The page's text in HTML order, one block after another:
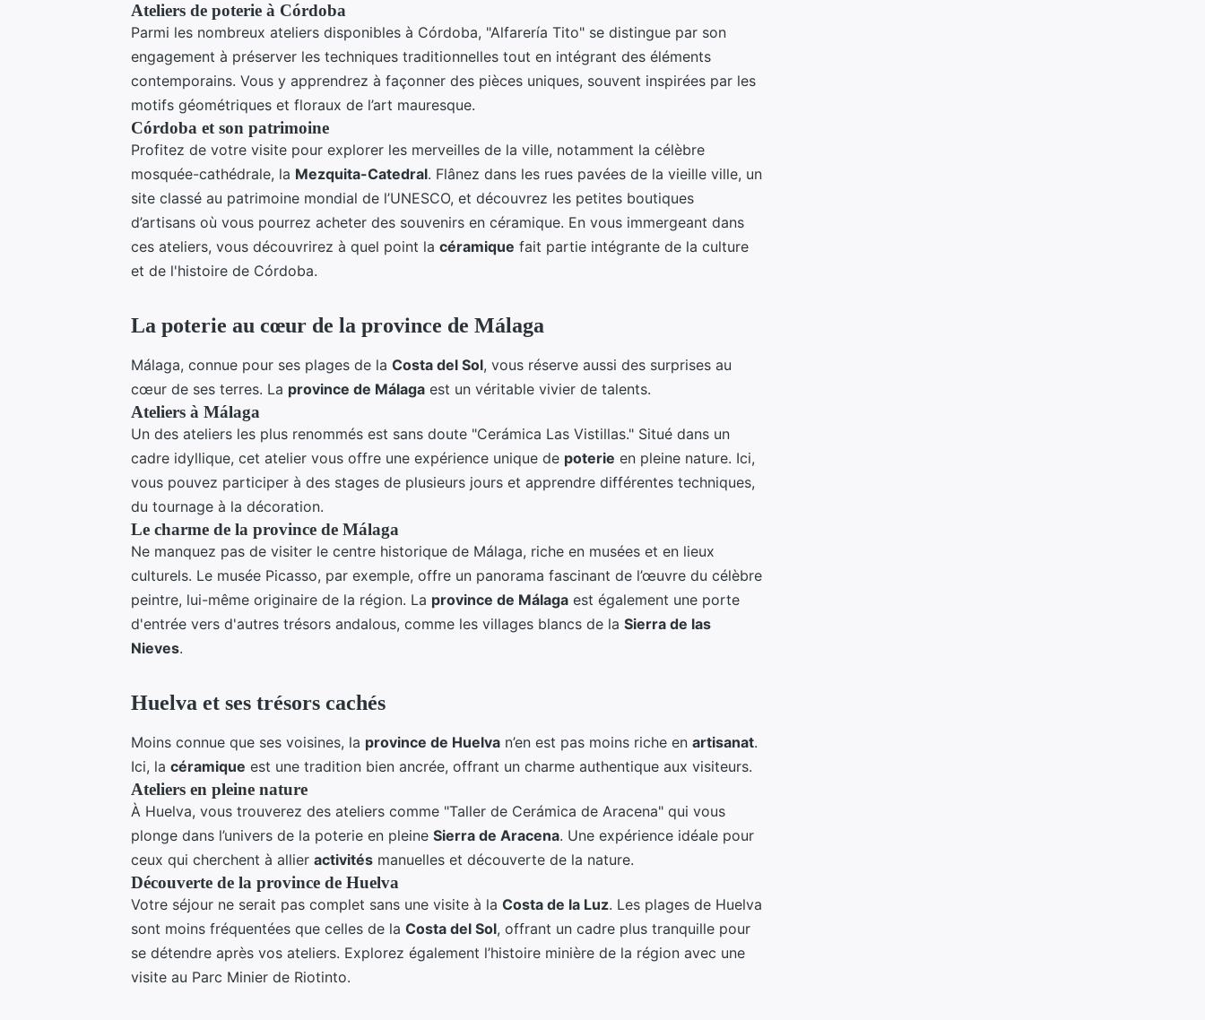
Ateliers de poterie à Córdoba
Parmi les nombreux ateliers disponibles à Córdoba, "Alfarería Tito" se distingue par son
engagement à préserver les techniques traditionnelles tout en intégrant des éléments
contemporains. Vous y apprendrez à façonner des pièces uniques, souvent inspirées par les
motifs géométriques et floraux de l’art mauresque.
Córdoba et son patrimoine
Profitez de votre visite pour explorer les merveilles de la ville, notamment la célèbre
mosquée-cathédrale, la Mezquita-Catedral. Flânez dans les rues pavées de la vieille ville, un
site classé au patrimoine mondial de l’UNESCO, et découvrez les petites boutiques
d’artisans où vous pourrez acheter des souvenirs en céramique. En vous immergeant dans
ces ateliers, vous découvrirez à quel point la céramique fait partie intégrante de la culture
et de l'histoire de Córdoba.
La poterie au cœur de la province de Málaga
Málaga, connue pour ses plages de la Costa del Sol, vous réserve aussi des surprises au
cœur de ses terres. La province de Málaga est un véritable vivier de talents.
Ateliers à Málaga
Un des ateliers les plus renommés est sans doute "Cerámica Las Vistillas." Situé dans un
cadre idyllique, cet atelier vous offre une expérience unique de poterie en pleine nature. Ici,
vous pouvez participer à des stages de plusieurs jours et apprendre différentes techniques,
du tournage à la décoration.
Le charme de la province de Málaga
Ne manquez pas de visiter le centre historique de Málaga, riche en musées et en lieux
culturels. Le musée Picasso, par exemple, offre un panorama fascinant de l’œuvre du célèbre
peintre, lui-même originaire de la région. La province de Málaga est également une porte
d'entrée vers d'autres trésors andalous, comme les villages blancs de la Sierra de las
Nieves.
Huelva et ses trésors cachés
Moins connue que ses voisines, la province de Huelva n’en est pas moins riche en artisanat.
Ici, la céramique est une tradition bien ancrée, offrant un charme authentique aux visiteurs.
Ateliers en pleine nature
À Huelva, vous trouverez des ateliers comme "Taller de Cerámica de Aracena" qui vous
plonge dans l’univers de la poterie en pleine Sierra de Aracena. Une expérience idéale pour
ceux qui cherchent à allier activités manuelles et découverte de la nature.
Découverte de la province de Huelva
Votre séjour ne serait pas complet sans une visite à la Costa de la Luz. Les plages de Huelva
sont moins fréquentées que celles de la Costa del Sol, offrant un cadre plus tranquille pour
se détendre après vos ateliers. Explorez également l’histoire minière de la région avec une
visite au Parc Minier de Riotinto.